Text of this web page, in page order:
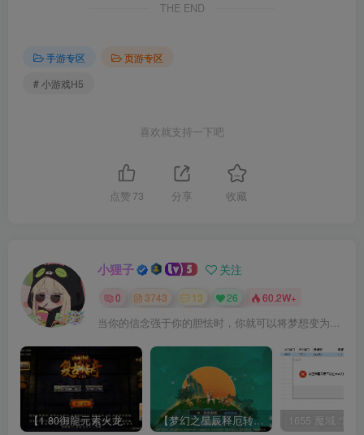
THE END
手游专区
页游专区
# 小游戏H5
喜欢就支持一下吧
点赞 73 分享 收藏
小狸子 关注
0 3743 13 26 60.2W+
【1.80御龍元素火龙[摸摸登陆器]】战神引擎WIN服务端+GM工具+充值后台+双端+架设教程 【梦幻之星辰释厄转尊享挂机版】MT3换皮梦幻西游Linux服务端+GM后台+双端+源码+架设教程